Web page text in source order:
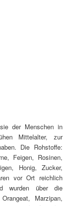
der Menschen in
Mittelalter, zur
Die Rohstoffe:
Feigen, Rosinen,
Honig, Zucker,
vor Ort reichlich
wurden über die
Marzipan,